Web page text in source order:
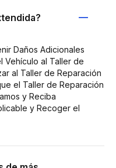
Daños Adicionales
Vehículo al Taller de
al Taller de Reparación
el Taller de Reparación
y Reciba
y Recoger el